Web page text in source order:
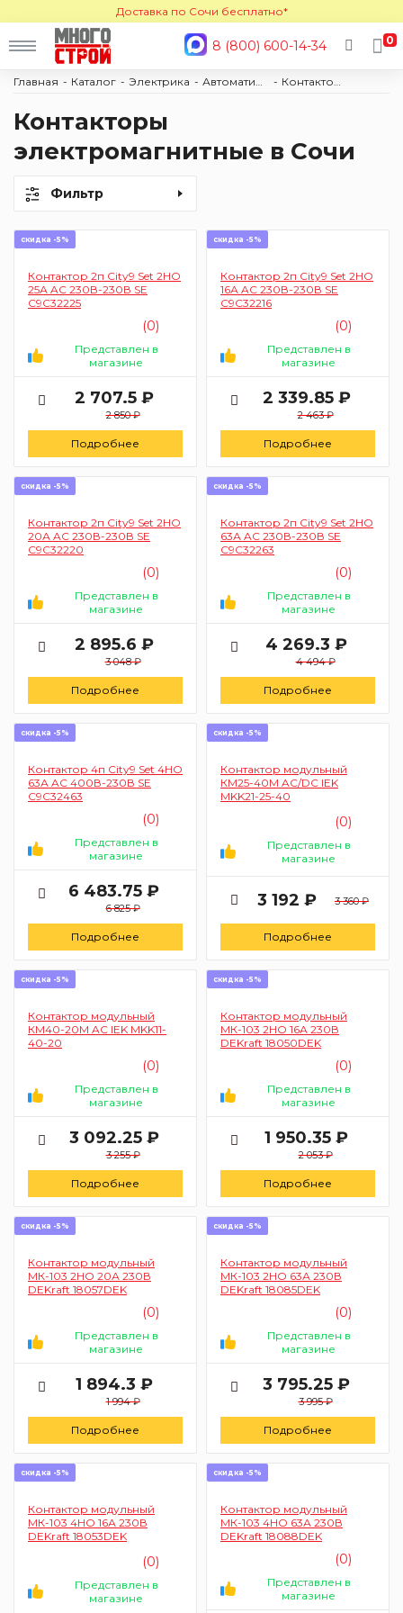
Доставка по Сочи бесплатно*
8 (800) 600-14-34 0
Главная Каталог Электрика
Контакторы
электромагнитные в Сочи
Фильтр
скидка -5%
Контактор 2п City9 Set 2НО
25А AC 230В-230В SE
C9C32225
(0)
Представлен в
магазине
2 707.5 ₽
2 850 ₽
Подробнее
скидка -5%
Контактор 2п City9 Set 2НО
16А AC 230В-230В SE
C9C32216
(0)
Представлен в
магазине
2 339.85 ₽
2 463 ₽
Подробнее
скидка -5%
Контактор 2п City9 Set 2НО
20А AC 230В-230В SE
C9C32220
(0)
Представлен в
магазине
2 895.6 ₽
3 048 ₽
Подробнее
скидка -5%
Контактор 2п City9 Set 2НО
63А AC 230В-230В SE
C9C32263
(0)
Представлен в
магазине
4 269.3 ₽
4 494 ₽
Подробнее
скидка -5%
Контактор 4п City9 Set 4НО
63А AC 400В-230В SE
C9C32463
(0)
Представлен в
магазине
6 483.75 ₽
6 825 ₽
Подробнее
скидка -5%
Контактор модульный
КМ25-40М AC/DC IEK
MKK21-25-40
(0)
Представлен в
магазине
3 192 ₽ 3 360 ₽
Подробнее
скидка -5%
Контактор модульный
КМ40-20М AC IEK MKK11-
40-20
(0)
Представлен в
магазине
3 092.25 ₽
3 255 ₽
Подробнее
скидка -5%
Контактор модульный
МК-103 2НО 16А 230В
DEKraft 18050DEK
(0)
Представлен в
магазине
1 950.35 ₽
2 053 ₽
Подробнее
скидка -5%
Контактор модульный
МК-103 2НО 20А 230В
DEKraft 18057DEK
(0)
Представлен в
магазине
1 894.3 ₽
1 994 ₽
Подробнее
скидка -5%
Контактор модульный
МК-103 2НО 63А 230В
DEKraft 18085DEK
(0)
Представлен в
магазине
3 795.25 ₽
3 995 ₽
Подробнее
скидка -5%
Контактор модульный
МК-103 4НО 16А 230В
DEKraft 18053DEK
(0)
Представлен в
магазине
скидка -5%
Контактор модульный
МК-103 4НО 63А 230В
DEKraft 18088DEK
(0)
Представлен в
магазине